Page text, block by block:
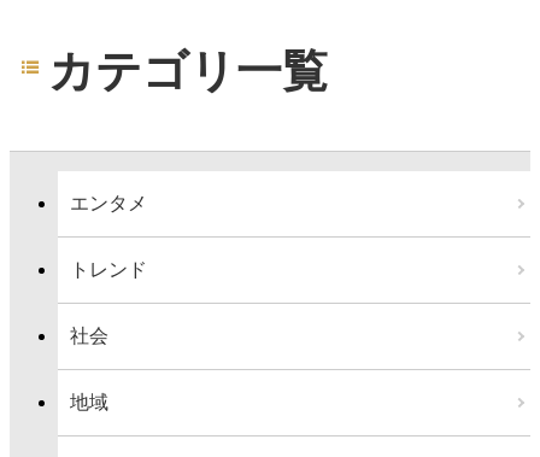
カテゴリ一覧
エンタメ
トレンド
社会
地域